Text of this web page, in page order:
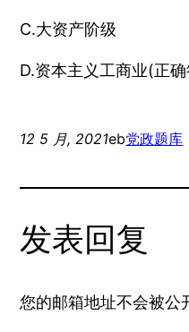
C.大资产阶级
D.资本主义工商业(正
12 5 月, 2021eb党政题库
发表回复
您的邮箱地址不会被公